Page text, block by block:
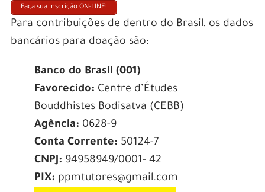
Faça sua inscrição ON-LINE!
Para contribuições de dentro do Brasil, os dados
bancários para doação são:
Banco do Brasil (001)
Favorecido: Centre d’Études
Bouddhistes Bodisatva (CEBB)
Agência: 0628-9
Conta Corrente: 50124-7
CNPJ: 94958949/0001- 42
PIX: ppmtutores@gmail.com